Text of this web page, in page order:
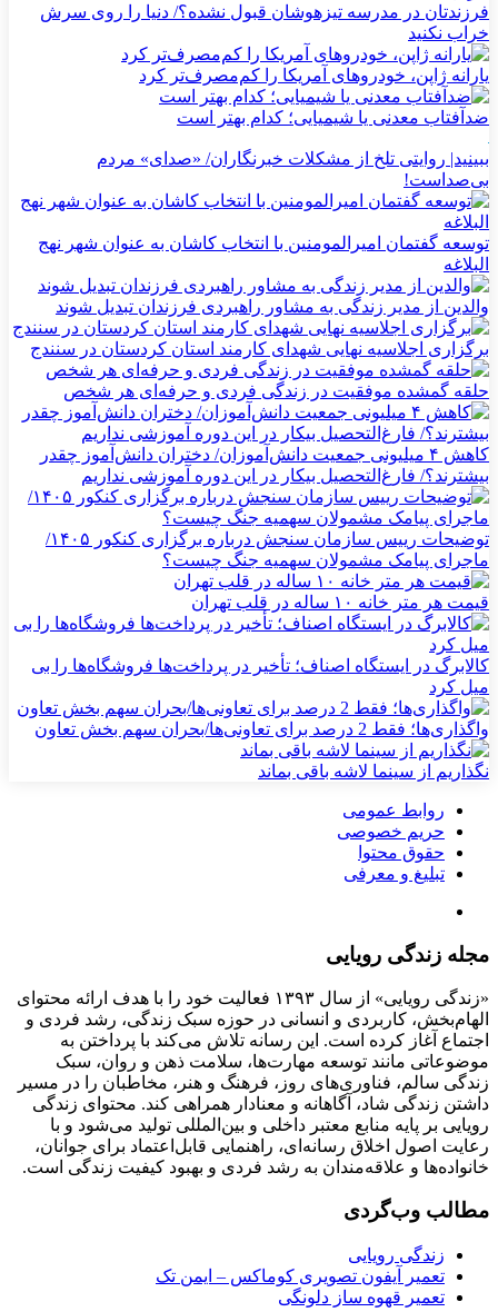
فرزندتان در مدرسه تیزهوشان قبول نشده؟/ دنیا را روی سرش
خراب نکنید
یارانه ژاپن، خودروهای آمریکا را کم‌مصرف‌تر کرد
ضدآفتاب‌ معدنی یا شیمیایی؛ کدام بهتر است
ببینید| روایتی تلخ از مشکلات خبرنگاران/ «صدای» ‌مردم
بی‌صدا‌ست!
توسعه گفتمان امیرالمومنین با انتخاب کاشان به عنوان شهر نهج
البلاغه
والدین از مدیر زندگی به مشاور راهبردی فرزندان تبدیل شوند
برگزاری اجلاسیه نهایی شهدای کارمند استان کردستان در سنندج
حلقه گمشده موفقیت در زندگی فردی و حرفه‌ای هر شخص
کاهش ۴ میلیونی جمعیت دانش‌آموزان/ دختران دانش‌آموز چقدر
بیشترند؟/ فارغ‌التحصیل بیکار در این دوره آموزشی نداریم
توضیحات رییس سازمان سنجش درباره برگزاری کنکور ۱۴۰۵/
ماجرای پیامک مشمولان سهمیه جنگ چیست؟
قیمت هر متر خانه ۱۰ ساله در قلب تهران
کالابرگ در ایستگاه اصناف؛ تأخیر در پرداخت‌ها فروشگاه‌ها را بی
میل کرد
واگذاری‌ها؛ فقط 2 درصد برای تعاونی‌ها/بحران سهم بخش تعاون
نگذاریم از سینما لاشه باقی بماند
روابط عمومی
حریم خصوصی
حقوق محتوا
تبلیغ و معرفی
مجله زندگی رویایی
«زندگی رویایی» از سال ۱۳۹۳ فعالیت خود را با هدف ارائه محتوای
الهام‌بخش، کاربردی و انسانی در حوزه سبک زندگی، رشد فردی و
اجتماع آغاز کرده است. این رسانه تلاش می‌کند با پرداختن به
موضوعاتی مانند توسعه مهارت‌ها، سلامت ذهن و روان، سبک
زندگی سالم، فناوری‌های روز، فرهنگ و هنر، مخاطبان را در مسیر
داشتن زندگی شاد، آگاهانه و معنادار همراهی کند. محتوای زندگی
رویایی بر پایه منابع معتبر داخلی و بین‌المللی تولید می‌شود و با
رعایت اصول اخلاق رسانه‌ای، راهنمایی قابل‌اعتماد برای جوانان،
خانواده‌ها و علاقه‌مندان به رشد فردی و بهبود کیفیت زندگی است.
مطالب وب‌گردی
زندگی رویایی
تعمیر آیفون تصویری کوماکس – ایمن تک
تعمیر قهوه ساز دلونگی